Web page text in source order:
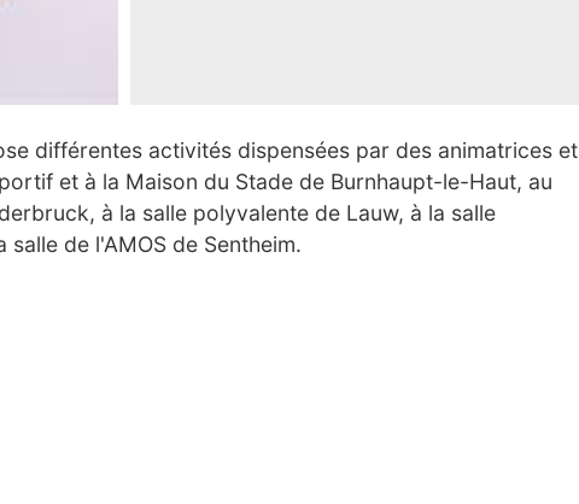
différentes activités dispensées par des animatrices et
et à la Maison du Stade de Burnhaupt-le-Haut, au
à la salle polyvalente de Lauw, à la salle
de l'AMOS de Sentheim.